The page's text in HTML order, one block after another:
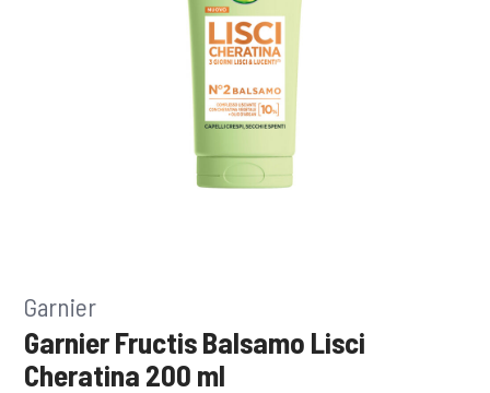
Garnier
Garnier Fructis Balsamo Lisci
Cheratina 200 ml